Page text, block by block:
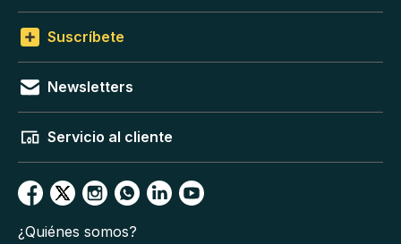
Suscríbete
Newsletters
Servicio al cliente
¿Quiénes somos?